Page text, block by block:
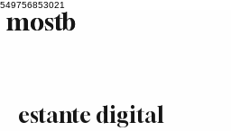
549756853021
mostb
mostb
estante digital